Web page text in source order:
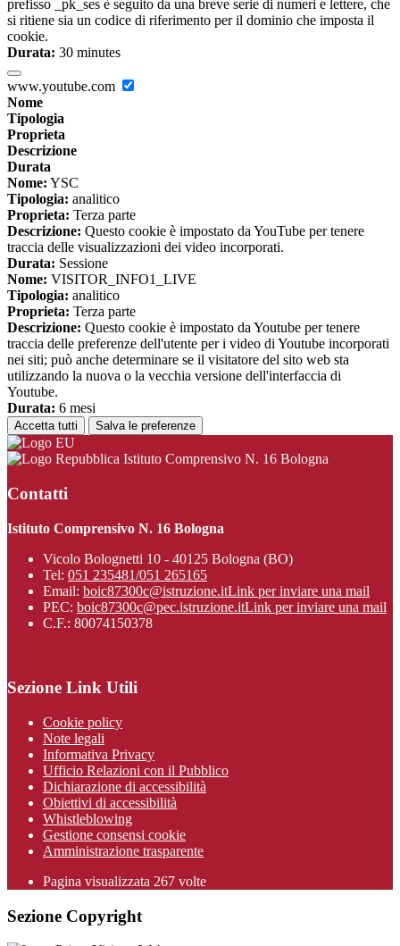
prefisso _pk_ses è seguito da una breve serie di numeri e lettere, che
si ritiene sia un codice di riferimento per il dominio che imposta il
cookie.
Durata: 30 minutes
www.youtube.com
Nome
Tipologia
Proprieta
Descrizione
Durata
Nome: YSC
Tipologia: analitico
Proprieta: Terza parte
Descrizione: Questo cookie è impostato da YouTube per tenere
traccia delle visualizzazioni dei video incorporati.
Durata: Sessione
Nome: VISITOR_INFO1_LIVE
Tipologia: analitico
Proprieta: Terza parte
Descrizione: Questo cookie è impostato da Youtube per tenere
traccia delle preferenze dell'utente per i video di Youtube incorporati
nei siti; può anche determinare se il visitatore del sito web sta
utilizzando la nuova o la vecchia versione dell'interfaccia di
Youtube.
Durata: 6 mesi
Accetta tutti Salva le preferenze
Istituto Comprensivo N. 16 Bologna
Contatti
Istituto Comprensivo N. 16 Bologna
Vicolo Bolognetti 10 - 40125 Bologna (BO)
Tel: 051 235481/051 265165
Email: boic87300c@istruzione.itLink per inviare una mail
PEC: boic87300c@pec.istruzione.itLink per inviare una mail
C.F.: 80074150378
Sezione Link Utili
Cookie policy
Note legali
Informativa Privacy
Ufficio Relazioni con il Pubblico
Dichiarazione di accessibilità
Obiettivi di accessibilità
Whistleblowing
Gestione consensi cookie
Amministrazione trasparente
Pagina visualizzata 267 volte
Sezione Copyright